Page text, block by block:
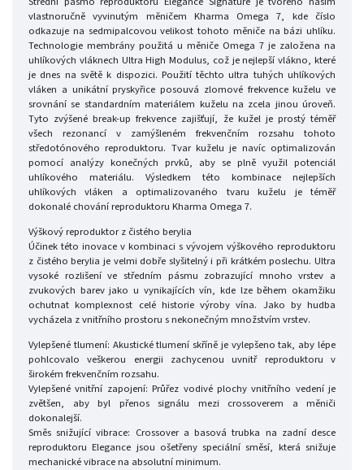
vlastnoručně vyvinutým měničem Kharma Omega 7, kde číslo
odkazuje na sedmipalcovou velikost tohoto měniče na bázi uhlíku.
Technologie membrány použitá u měniče Omega 7 je založena na
uhlíkových vláknech Ultra High Modulus, což je nejlepší vlákno, které
je dnes na světě k dispozici. Použití těchto ultra tuhých uhlíkových
vláken a unikátní pryskyřice posouvá zlomové frekvence kuželu ve
srovnání se standardním materiálem kuželu na zcela jinou úroveň.
Tyto zvýšené break-up frekvence zajišťují, že kužel je prostý téměř
všech rezonancí v zamýšleném frekvenčním rozsahu tohoto
středotónového reproduktoru. Tvar kuželu je navíc optimalizován
pomocí analýzy konečných prvků, aby se plně využil potenciál
uhlíkového materiálu. Výsledkem této kombinace nejlepších
uhlíkových vláken a optimalizovaného tvaru kuželu je téměř
dokonalé chování reproduktoru Kharma Omega 7.
Výškový reproduktor z čistého berylia
Účinek této inovace v kombinaci s vývojem výškového reproduktoru
z čistého berylia je velmi dobře slyšitelný i při krátkém poslechu. Ultra
vysoké rozlišení ve středním pásmu zobrazující mnoho vrstev a
zvukových barev jako u vynikajících vín, kde lze během okamžiku
ochutnat komplexnost celé historie výroby vína. Jako by hudba
vycházela z vnitřního prostoru s nekonečným množstvím vrstev.
Vylepšené tlumení: Akustické tlumení skříně je vylepšeno tak, aby lépe
pohlcovalo veškerou energii zachycenou uvnitř reproduktoru v
širokém frekvenčním rozsahu.
Vylepšené vnitřní zapojení: Průřez vodivé plochy vnitřního vedení je
zvětšen, aby byl přenos signálu mezi crossoverem a měniči
dokonalejší.
Směs snižující vibrace: Crossover a basová trubka na zadní desce
reproduktoru Elegance jsou ošetřeny speciální směsí, která snižuje
mechanické vibrace na absolutní minimum.